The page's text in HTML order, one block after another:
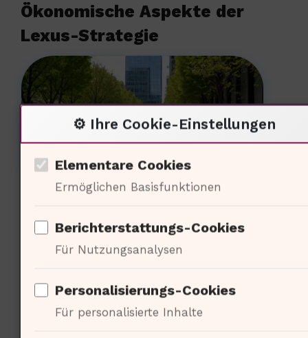
Ökonomische Aspekte der
Lexus-Strategie
stark von der Markenidentität
geprägt. 70% der Käufer
entscheiden sich für Lexus
aufgrund des positiven Images.
⚙️ Ihre Cookie-Einstellungen
Elementare Cookies
Ermöglichen Basisfunktionen
Berichterstattungs-Cookies
Für Nutzungsanalysen
Personalisierungs-Cookies
Für personalisierte Inhalte